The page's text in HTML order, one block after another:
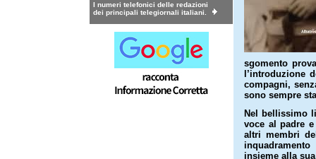
I numeri telefonici delle redazioni
dei principali telegiornali italiani.
sgomento
l’introduzione
compagni,
sono sempre
Nel bellissimo
voce al padre
altri membri
insieme alla